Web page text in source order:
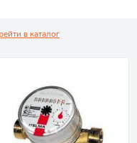
в каталог